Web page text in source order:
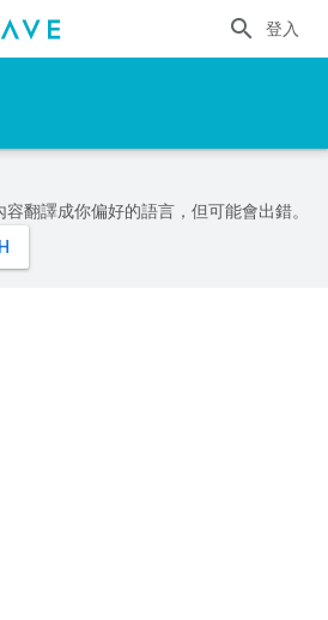
登入
翻譯成你偏好的語言，但可能會出錯。